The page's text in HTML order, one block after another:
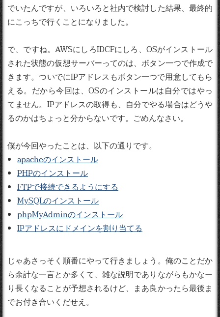
でいたんですが、いろいろと社内で検討した結果、最終的
にこっちで行くことになりました。
で、ですね。AWSにしろIDCFにしろ、OSがインストール
された状態の仮想サーバーってのは、ボタン一つで作成で
きます。ついでにIPアドレスもボタン一つで用意してもら
える。だから今回は、OSのインストールは自分ではやっ
てません。IPアドレスの取得も、自分でやる場合はどうや
るのかはちょっと分からないです。ごめんなさい。
僕が今回やったことは、以下の通りです。
apacheのインストール
PHPのインストール
FTPで接続できるようにする
MySQLのインストール
phpMyAdminのインストール
IPアドレスにドメインを割り当てる
じゃあさっそく順番にやって行きましょう。俺のことだか
ら余計な一言とか多くて、雑な説明でありながらもかなー
り長くなることが予想されるけど、まあ良かったら最後ま
でお付き合いくだせえ。